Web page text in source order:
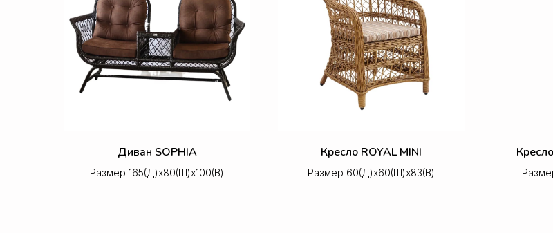
Диван SOPHIA
Размер 165(Д)x80(Ш)x100(В)
Кресло ROYAL MINI
Размер 60(Д)х60(Ш)х83(В)